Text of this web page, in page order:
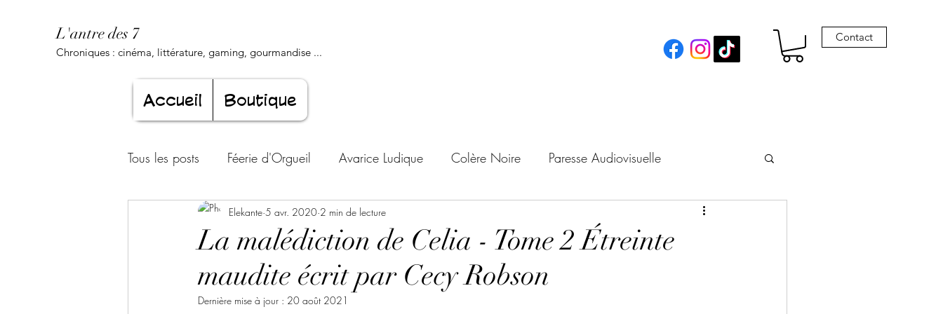
L'antre des 7
Chroniques : cinéma, littérature, gaming, gourmandise ...
Contact
Accueil Boutique
Tous les posts Féerie d'Orgueil Avarice Ludique Colère Noire Paresse Audiovisuelle
Luxure Envoûtante Gourmandise Proscrite
Jeunesse éternelle Cœur d'adolescent Archives Temporelles Folie Lycéenne
La malédiction de Celia - Tome 2 Étreinte
maudite écrit par Cecy Robson
Elekante 5 avr. 2020 2 min de lecture
Dernière mise à jour : 20 août 2021